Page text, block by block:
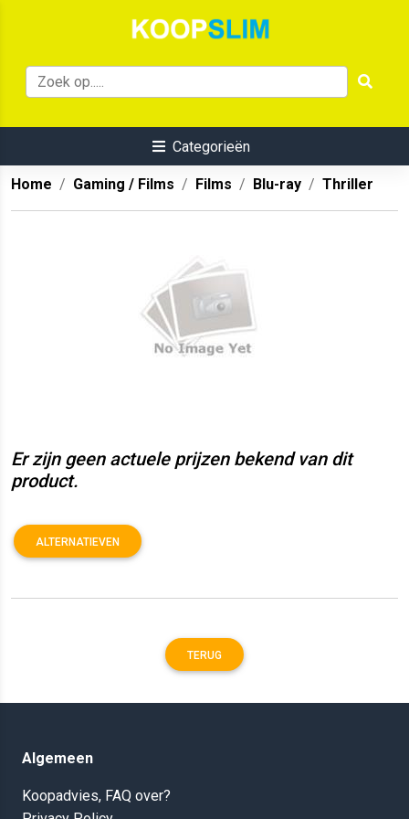
Categorieën
Home Gaming / Films Films Blu-ray Thriller
Er zijn geen actuele prijzen bekend van dit
product.
ALTERNATIEVEN
TERUG
Algemeen
Koopadvies, FAQ over?